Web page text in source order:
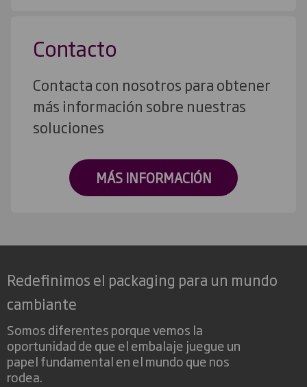
Contacto
Contacta con nosotros para obtener
más información sobre nuestras
soluciones
MÁS INFORMACIÓN
Redefinimos el packaging para un mundo
cambiante
Somos diferentes porque vemos la
oportunidad de que el embalaje juegue un
papel fundamental en el mundo que nos
rodea.